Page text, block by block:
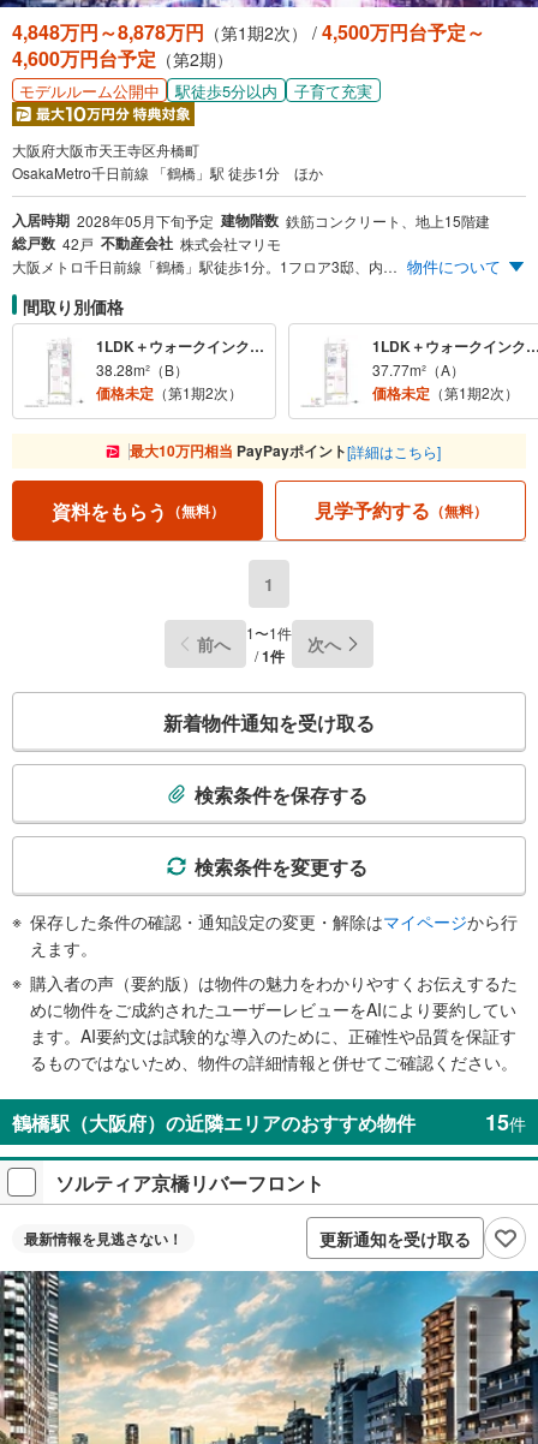
4,848万円～8,878万円 （第1期2次） / 4,500万円台予定～
4,600万円台予定 （第2期）
モデルルーム公開中 駅徒歩5分以内 子育て充実
大阪府大阪市天王寺区舟橋町
OsakaMetro千日前線 「鶴橋」駅 徒歩1分 ほか
入居時期 2028年05月下旬予定 建物階数 鉄筋コンクリート、地上15階建
総戸数 42戸 不動産会社 株式会社マリモ
大阪メトロ千日前線「鶴橋」駅徒歩1分。1フロア3邸、内廊下設計となる全邸角住戸の42邸。 物件について
間取り別価格
1LDK＋ウォークインクロゼット
38.28m²（B）
価格未定 （第1期2次）
1LDK＋ウォーク
37.77m²（A）
価格未定 （第1期2次）
最大10万円相当 PayPayポイント[詳細はこちら]
資料をもらう （無料） 見学予約する （無料）
1
前へ
1〜1件
/1件 次へ
検
件
通
知
け
条
件
を
イ
ペ
ジ
に
保
存
す
る
新着物件通知を受け取る
検索条件を保存する
検索条件を変更する
保存した条件の確認・通知設定の変更・解除はマイページから行
えます。
購入者の声（要約版）は物件の魅力をわかりやすくお伝えするた
めに物件をご成約されたユーザーレビューをAIにより要約してい
ます。AI要約文は試験的な導入のために、正確性や品質を保証す
るものではないため、物件の詳細情報と併せてご確認ください。
鶴橋駅（大阪府）の近隣エリアのおすすめ物件 15件
ソルティア京橋リバーフロント
最新情報を見逃さない！ 更新通知を受け取る